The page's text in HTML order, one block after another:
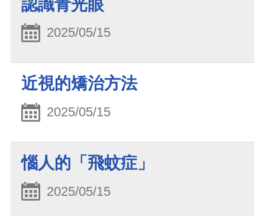
認識青光眼
2025/05/15
近視的矯治方法
2025/05/15
惱人的「飛蚊症」
2025/05/15